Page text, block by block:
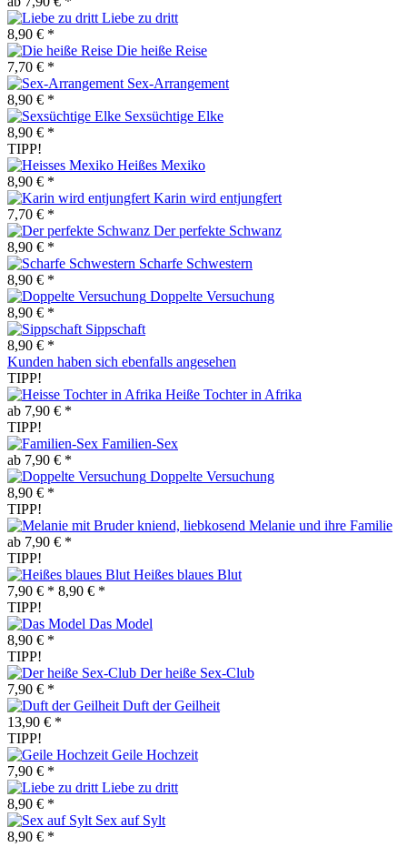
Liebe zu dritt
8,90 € *
Die heiße Reise
7,70 € *
Sex-Arrangement
8,90 € *
Sexsüchtige Elke
8,90 € *
TIPP!
Heißes Mexiko
8,90 € *
Karin wird entjungfert
7,70 € *
Der perfekte Schwanz
8,90 € *
Scharfe Schwestern
8,90 € *
Doppelte Versuchung
8,90 € *
Sippschaft
8,90 € *
Kunden haben sich ebenfalls angesehen
TIPP!
Heiße Tochter in Afrika
ab 7,90 € *
TIPP!
Familien-Sex
ab 7,90 € *
Doppelte Versuchung
8,90 € *
TIPP!
Melanie und ihre Familie
ab 7,90 € *
TIPP!
Heißes blaues Blut
7,90 € * 8,90 € *
TIPP!
Das Model
8,90 € *
TIPP!
Der heiße Sex-Club
7,90 € *
Duft der Geilheit
13,90 € *
TIPP!
Geile Hochzeit
7,90 € *
Liebe zu dritt
8,90 € *
Sex auf Sylt
8,90 € *